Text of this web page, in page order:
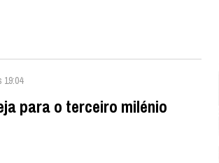
para o terceiro milénio